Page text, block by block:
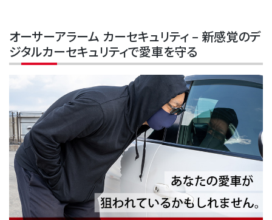
オーサーアラーム カーセキュリティ – 新感覚のデ
ジタルカーセキュリティで愛車を守る